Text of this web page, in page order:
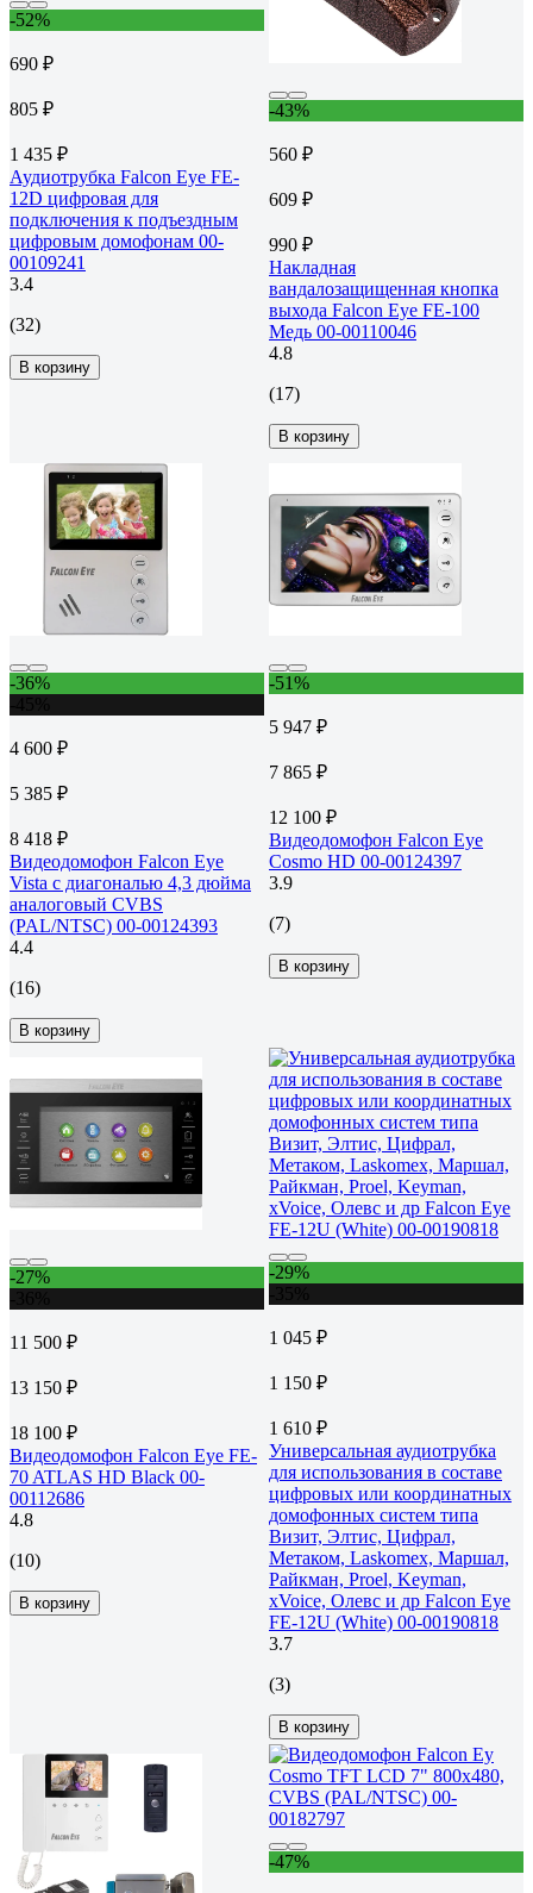
-52%
690 ₽
805 ₽
1 435 ₽
Аудиотрубка Falcon Eye FE-
12D цифровая для
подключения к подъездным
цифровым домофонам 00-
00109241
3.4
(32)
В корзину
-43%
560 ₽
609 ₽
990 ₽
Накладная
вандалозащищенная кнопка
выхода Falcon Eye FE-100
Медь 00-00110046
4.8
(17)
В корзину
-36%
4 600 ₽
5 385 ₽
8 418 ₽
Видеодомофон Falcon Eye
Vista с диагональю 4,3 дюйма
аналоговый CVBS
(PAL/NTSC) 00-00124393
4.4
(16)
В корзину
-51%
5 947 ₽
7 865 ₽
12 100 ₽
Видеодомофон Falcon Eye
Cosmo HD 00-00124397
3.9
(7)
В корзину
-27%
11 500 ₽
13 150 ₽
18 100 ₽
Видеодомофон Falcon Eye FE-
70 ATLAS HD Black 00-
00112686
4.8
(10)
В корзину
-29%
1 045 ₽
1 150 ₽
1 610 ₽
Универсальная аудиотрубка
для использования в составе
цифровых или координатных
домофонных систем типа
Визит, Элтис, Цифрал,
Метаком, Laskomex, Маршал,
Райкман, Proel, Keyman,
xVoice, Олевс и др Falcon Eye
FE-12U (White) 00-00190818
3.7
(3)
В корзину
-47%